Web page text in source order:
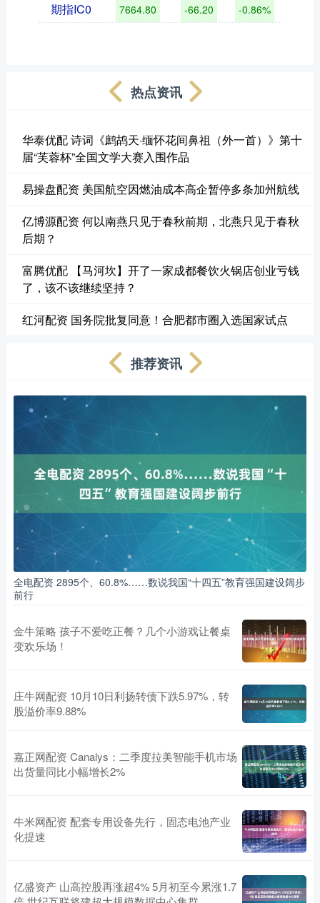
期指IC0 7664.80 -66.20 -0.86%
热点资讯
华泰优配 诗词《鹧鸪天·缅怀花间鼻祖（外一首）》第十
届“芙蓉杯”全国文学大赛入围作品
易操盘配资 美国航空因燃油成本高企暂停多条加州航线
亿博源配资 何以南燕只见于春秋前期，北燕只见于春秋
后期？
富腾优配 【马河坎】开了一家成都餐饮火锅店创业亏钱
了，该不该继续坚持？
红河配资 国务院批复同意！合肥都市圈入选国家试点
推荐资讯
全电配资 2895个、60.8%……数说我国“十四五”教育强国建设阔步
前行
金牛策略 孩子不爱吃正餐？几个小游戏让餐桌
变欢乐场！
庄牛网配资 10月10日利扬转债下跌5.97%，转
股溢价率9.88%
嘉正网配资 Canalys：二季度拉美智能手机市场
出货量同比小幅增长2%
牛米网配资 配套专用设备先行，固态电池产业
化提速
亿盛资产 山高控股再涨超4% 5月初至今累涨1.7